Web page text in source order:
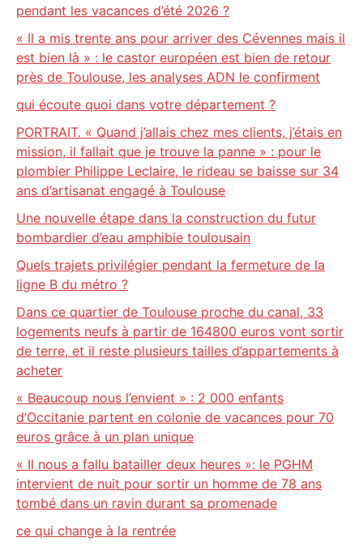
pendant les vacances d’été 2026 ?
« Il a mis trente ans pour arriver des Cévennes mais il
est bien là » : le castor européen est bien de retour
près de Toulouse, les analyses ADN le confirment
qui écoute quoi dans votre département ?
PORTRAIT. « Quand j’allais chez mes clients, j’étais en
mission, il fallait que je trouve la panne » : pour le
plombier Philippe Leclaire, le rideau se baisse sur 34
ans d’artisanat engagé à Toulouse
Une nouvelle étape dans la construction du futur
bombardier d’eau amphibie toulousain
Quels trajets privilégier pendant la fermeture de la
ligne B du métro ?
Dans ce quartier de Toulouse proche du canal, 33
logements neufs à partir de 164800 euros vont sortir
de terre, et il reste plusieurs tailles d’appartements à
acheter
« Beaucoup nous l’envient » : 2 000 enfants
d’Occitanie partent en colonie de vacances pour 70
euros grâce à un plan unique
« Il nous a fallu batailler deux heures »: le PGHM
intervient de nuit pour sortir un homme de 78 ans
tombé dans un ravin durant sa promenade
ce qui change à la rentrée